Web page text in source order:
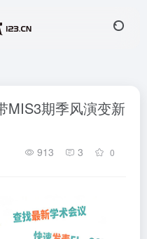
MIS3期季风演变新
913 3 0